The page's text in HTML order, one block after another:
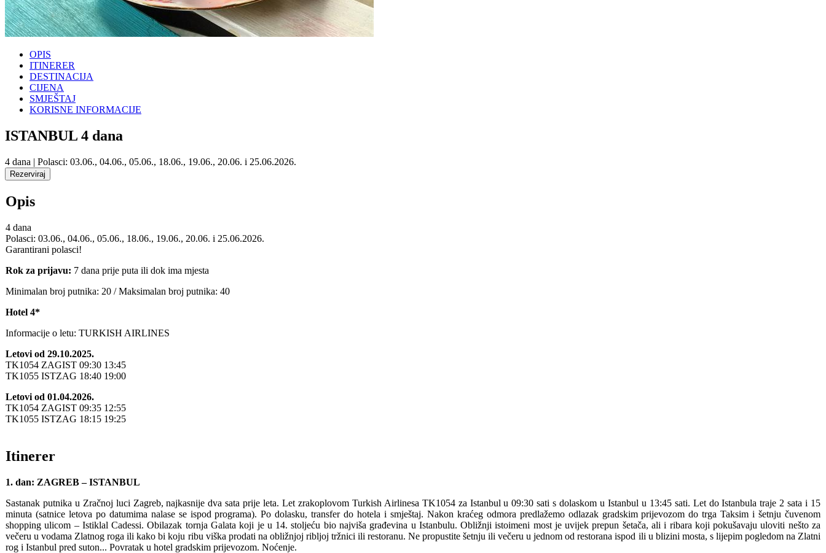
OPIS
ITINERER
DESTINACIJA
CIJENA
SMJEŠTAJ
KORISNE INFORMACIJE
ISTANBUL 4 dana
4 dana | Polasci: 03.06., 04.06., 05.06., 18.06., 19.06., 20.06. i 25.06.2026.
Opis
4 dana
Polasci: 03.06., 04.06., 05.06., 18.06., 19.06., 20.06. i 25.06.2026.
Garantirani polasci!
Rok za prijavu: 7 dana prije puta ili dok ima mjesta
Minimalan broj putnika: 20 / Maksimalan broj putnika: 40
Hotel 4*
Informacije o letu: TURKISH AIRLINES
Letovi od 29.10.2025.
TK1054 ZAGIST 09:30 13:45
TK1055 ISTZAG 18:40 19:00
Letovi od 01.04.2026.
TK1054 ZAGIST 09:35 12:55
TK1055 ISTZAG 18:15 19:25
Itinerer
1. dan: ZAGREB – ISTANBUL
Sastanak putnika u Zračnoj luci Zagreb, najkasnije dva sata prije leta. Let zrakoplovom Turkish Airlinesa TK1054 za Istanbul u 09:30 sati s dolaskom u Istanbul u 13:45 sati. Let do Istanbula traje 2 sata i 15
minuta (satnice letova po datumima nalase se ispod programa). Po dolasku, transfer do hotela i smještaj. Nakon kraćeg odmora predlažemo odlazak gradskim prijevozom do trga Taksim i šetnju čuvenom
shopping ulicom – Istiklal Cadessi. Obilazak tornja Galata koji je u 14. stoljeću bio najviša građevina u Istanbulu. Obližnji istoimeni most je uvijek prepun šetača, ali i ribara koji pokušavaju uloviti nešto za
večeru u vodama Zlatnog roga ili kako bi koju ribu viška prodati na obližnjoj ribljoj tržnici ili restoranu. Ne propustite šetnju ili večeru u jednom od restorana ispod ili u blizini mosta, s lijepim pogledom na Zlatni
rog i Istanbul pred suton... Povratak u hotel gradskim prijevozom. Noćenje.